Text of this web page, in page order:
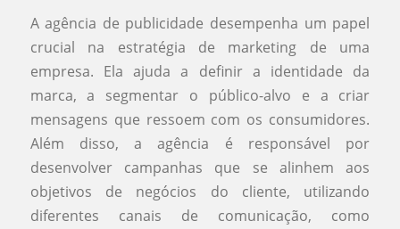
A agência de publicidade desempenha um papel
crucial na estratégia de marketing de uma
empresa. Ela ajuda a definir a identidade da
marca, a segmentar o público-alvo e a criar
mensagens que ressoem com os consumidores.
Além disso, a agência é responsável por
desenvolver campanhas que se alinhem aos
objetivos de negócios do cliente, utilizando
diferentes canais de comunicação, como